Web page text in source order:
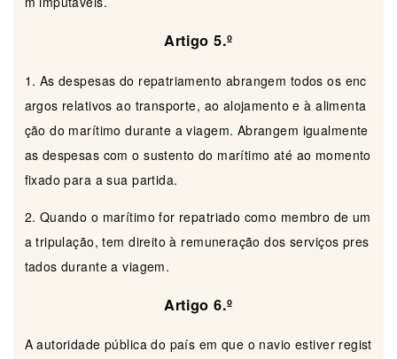
Artigo 5.º
1. As despesas do repatriamento abrangem todos os enc
argos relativos ao transporte, ao alojamento e à alimenta
ção do marítimo durante a viagem. Abrangem igualmente
as despesas com o sustento do marítimo até ao momento
fixado para a sua partida.
2. Quando o marítimo for repatriado como membro de um
a tripulação, tem direito à remuneração dos serviços pres
tados durante a viagem.
Artigo 6.º
A autoridade pública do país em que o navio estiver regist